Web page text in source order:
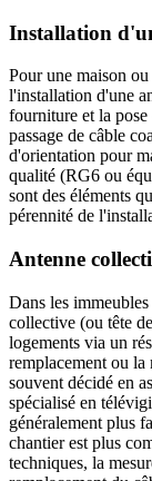
Installation
Pour une maison
l'installation d'une
fourniture et la
passage de câble
d'orientation pour
qualité (RG6 ou
sont des éléments
pérennité de
Antenne
Dans les
collective (ou tête
logements via un
remplacement ou la
souvent décidé en
spécialisé en
généralement plus
chantier est plus
techniques, la